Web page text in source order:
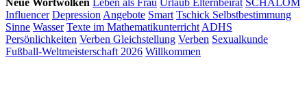
Neue Wortwolken Leben als Frau Urlaub Elternbeirat SCHALOM
Influencer Depression Angebote Smart Tschick Selbstbestimmung
Sinne Wasser Texte im Mathematikunterricht ADHS
Persönlichkeiten Verben Gleichstellung Verben Sexualkunde
Fußball-Weltmeisterschaft 2026 Willkommen